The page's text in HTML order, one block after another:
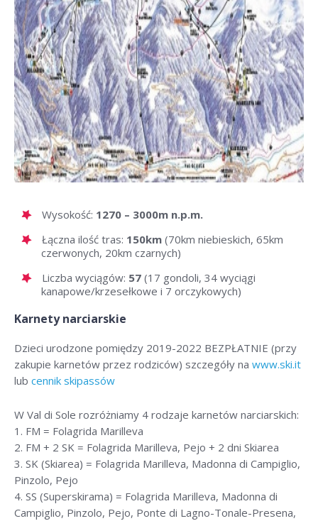
Wysokość: 1270 – 3000m n.p.m.
Łączna ilość tras: 150km (70km niebieskich, 65km
czerwonych, 20km czarnych)
Liczba wyciągów: 57 (17 gondoli, 34 wyciągi
kanapowe/krzesełkowe i 7 orczykowych)
Karnety narciarskie
Dzieci urodzone pomiędzy 2019-2022 BEZPŁATNIE (przy
zakupie karnetów przez rodziców) szczegóły na www.ski.it
lub cennik skipassów
W Val di Sole rozróżniamy 4 rodzaje karnetów narciarskich:
1. FM = Folagrida Marilleva
2. FM + 2 SK = Folagrida Marilleva, Pejo + 2 dni Skiarea
3. SK (Skiarea) = Folagrida Marilleva, Madonna di Campiglio,
Pinzolo, Pejo
4. SS (Superskirama) = Folagrida Marilleva, Madonna di
Campiglio, Pinzolo, Pejo, Ponte di Lagno-Tonale-Presena,